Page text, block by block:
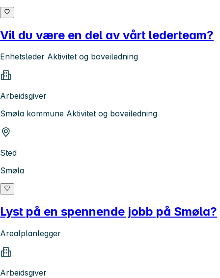
Vil du være en del av vårt lederteam?
Enhetsleder Aktivitet og boveiledning
Arbeidsgiver
Smøla kommune Aktivitet og boveiledning
Sted
Smøla
Lyst på en spennende jobb på Smøla?
Arealplanlegger
Arbeidsgiver